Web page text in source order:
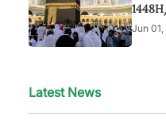
Jun 01,
Latest News